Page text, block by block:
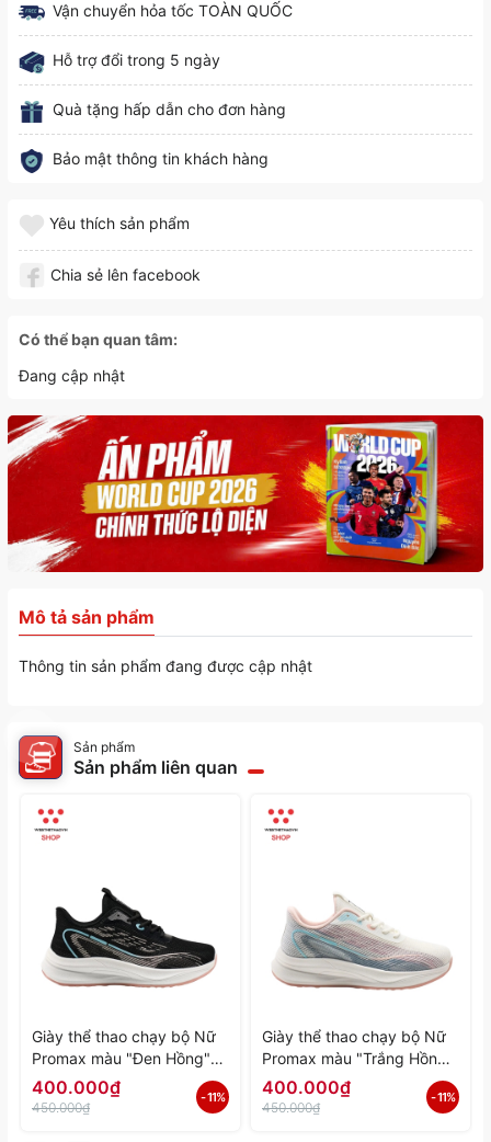
Vận chuyển hỏa tốc TOÀN QUỐC
Hỗ trợ đổi trong 5 ngày
Quà tặng hấp dẫn cho đơn hàng
Bảo mật thông tin khách hàng
Yêu thích sản phẩm
Chia sẻ lên facebook
Có thể bạn quan tâm:
Đang cập nhật
Mô tả sản phẩm
Thông tin sản phẩm đang được cập nhật
Sản phẩm
Sản phẩm liên quan
Giày thể thao chạy bộ Nữ
Promax màu "Đen Hồng"
PR-2206-06 - Hàng Chính
Hãng
400.000₫
450.000₫
- 11%
Giày thể thao chạy bộ Nữ
Promax màu "Trắng Hồng"
PR-2206-05 - Hàng Chính
Hãng
400.000₫
450.000₫
- 11%